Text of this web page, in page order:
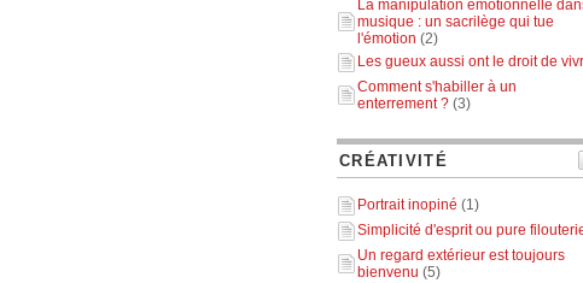
La manipulation émotionnelle
musique : un sacrilège qui tue
l'émotion (2)
Les gueux aussi ont le droit de
Comment s'habiller à un
enterrement ? (3)
CRÉATIVITÉ
Portrait inopiné (1)
Simplicité d'esprit ou pure
Un regard extérieur est toujours
bienvenu (5)